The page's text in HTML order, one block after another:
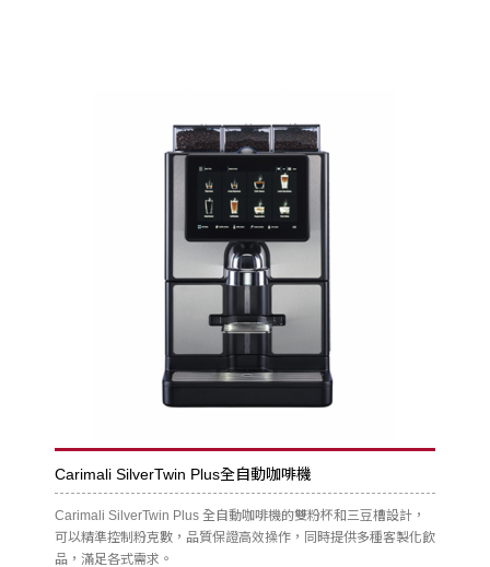
Carimali SilverTwin Plus全自動咖啡機
Carimali SilverTwin Plus 全自動咖啡機的雙粉杯和三豆槽設計，
可以精準控制粉克數，品質保證高效操作，同時提供多種客製化飲
品，滿足各式需求。